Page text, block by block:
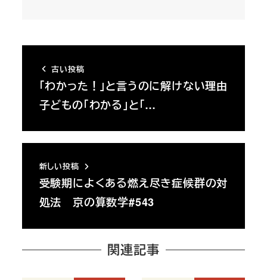
古い投稿
「わかった！」と言うのに解けない理由
子どもの「わかる」と「…
新しい投稿
受験期によくある燃え尽き症候群の対
処法 京の算数学#543
関連記事